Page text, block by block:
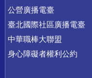
公營廣播電臺
臺北國際社區廣播電臺
中華職棒大聯盟
身心障礙者權利公約